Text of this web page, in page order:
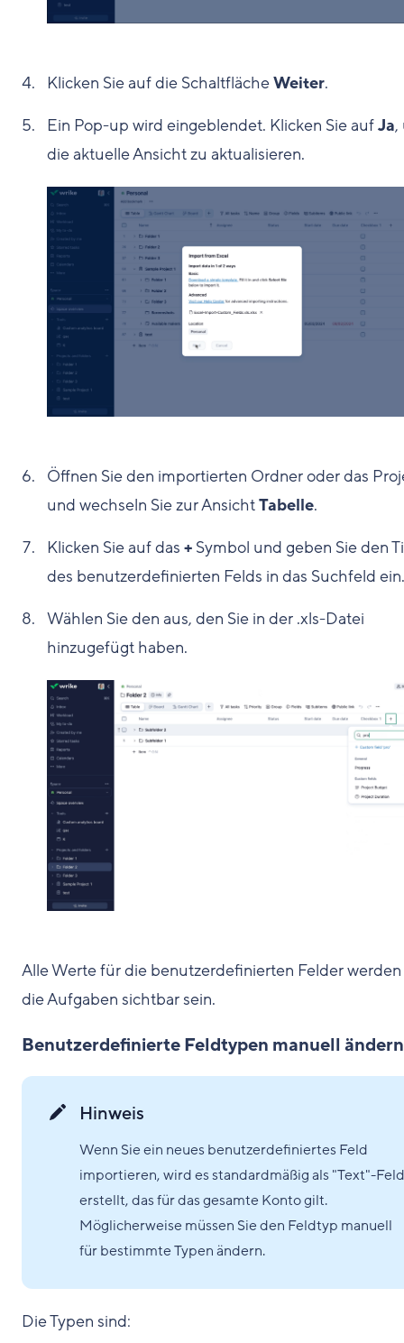
Klicken Sie auf die SchaltflächeWeiter.
Ein Pop-up wird eingeblendet. Klicken Sie aufJa,
die aktuelle Ansicht zu aktualisieren.
Öffnen Sie den importierten Ordner oder das
und wechseln Sie zur AnsichtTabelle.
Klicken Sie auf das + Symbol und geben Sie den
des benutzerdefinierten Felds in das Suchfeld ein.
Wählen Sie den aus, den Sie in der .xls-Datei
hinzugefügt haben.
Alle Werte für die benutzerdefinierten Felder
die Aufgaben sichtbar sein.
Benutzerdefinierte Feldtypen manuell
Hinweis
Wenn Sie ein neues benutzerdefiniertes Feld
importieren, wird es standardmäßig als "Text"-Feld
erstellt, das für das gesamte Konto gilt.
Möglicherweise müssen Sie den Feldtyp manuell
für bestimmte Typen ändern.
Die Typen sind: